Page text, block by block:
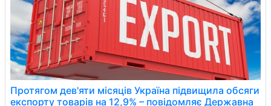
Протягом дев'яти місяців Україна підвищила обсяги
експорту товарів на 12,9% – повідомляє Державна